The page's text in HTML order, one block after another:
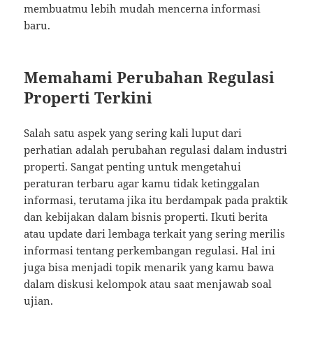
membuatmu lebih mudah mencerna informasi
baru.
Memahami Perubahan Regulasi
Properti Terkini
Salah satu aspek yang sering kali luput dari
perhatian adalah perubahan regulasi dalam industri
properti. Sangat penting untuk mengetahui
peraturan terbaru agar kamu tidak ketinggalan
informasi, terutama jika itu berdampak pada praktik
dan kebijakan dalam bisnis properti. Ikuti berita
atau update dari lembaga terkait yang sering merilis
informasi tentang perkembangan regulasi. Hal ini
juga bisa menjadi topik menarik yang kamu bawa
dalam diskusi kelompok atau saat menjawab soal
ujian.